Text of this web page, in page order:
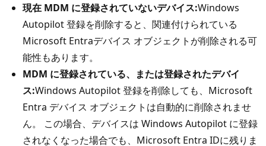
現在 MDM に登録されていないデバイス:Windows
Autopilot 登録を削除すると、関連付けられている
Microsoft Entraデバイス オブジェクトが削除される可
能性もあります。
MDM に登録されている、または登録されたデバイ
ス:Windows Autopilot 登録を削除しても、Microsoft
Entra デバイス オブジェクトは自動的に削除されませ
ん。 この場合、デバイスは Windows Autopilot に登録
されなくなった場合でも、Microsoft Entra IDに残りま